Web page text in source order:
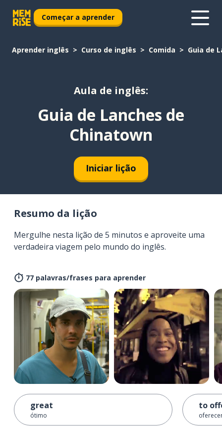
Começar a aprender
Aprender inglês Curso de inglês Comida Guia de
Aula de inglês:
Guia de Lanches de
Chinatown
Iniciar lição
Resumo da lição
Mergulhe nesta lição de 5 minutos e aproveite uma
verdadeira viagem pelo mundo do inglês.
77 palavras/frases para aprender
great
ótimo
to